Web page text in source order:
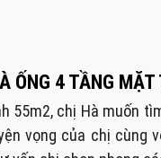
ỐNG 4 TẦNG MẶT
55m2, chị Hà muốn
vọng của chị cùng